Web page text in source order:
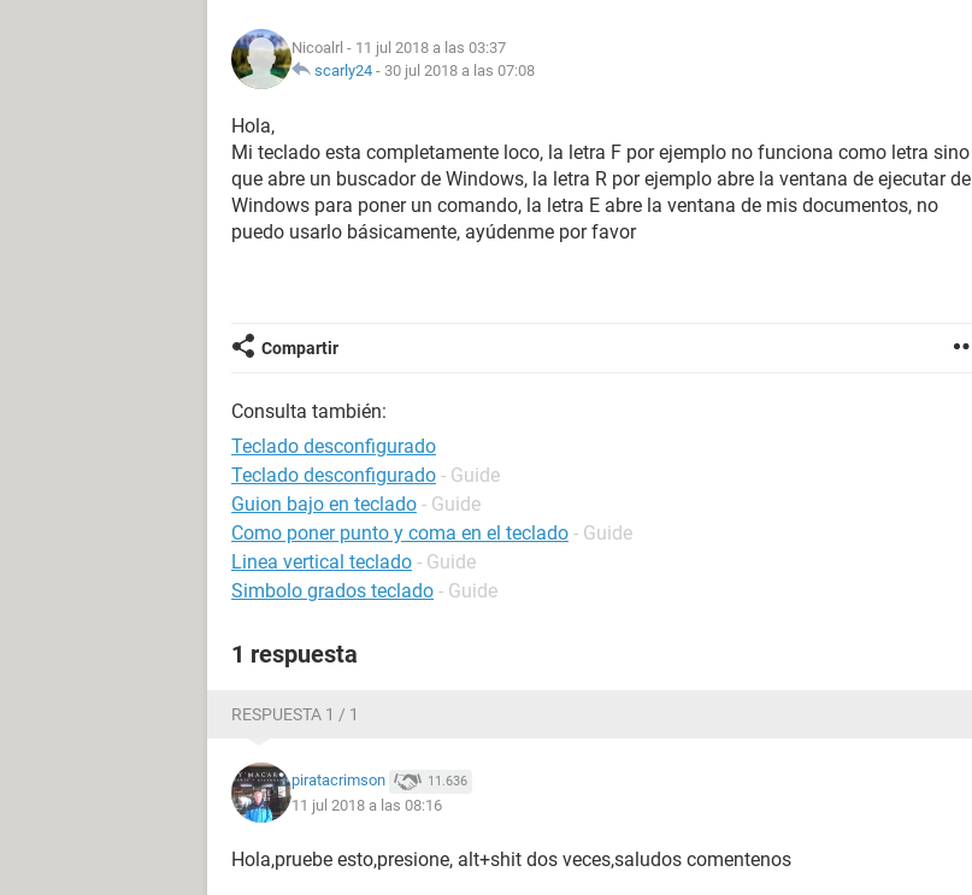
Nicoalrl - 11 jul 2018 a las 03:37
scarly24 - 30 jul 2018 a las 07:08
Hola,
Mi teclado esta completamente loco, la letra F por ejemplo no funciona como letra sino
que abre un buscador de Windows, la letra R por ejemplo abre la ventana de ejecutar de
Windows para poner un comando, la letra E abre la ventana de mis documentos, no
puedo usarlo básicamente, ayúdenme por favor
Compartir
Consulta también:
Teclado desconfigurado
Teclado desconfigurado - Guide
Guion bajo en teclado - Guide
Como poner punto y coma en el teclado - Guide
Linea vertical teclado - Guide
Simbolo grados teclado - Guide
1 respuesta
RESPUESTA 1 / 1
piratacrimson 11.636
11 jul 2018 a las 08:16
Hola,pruebe esto,presione, alt+shit dos veces,saludos comentenos